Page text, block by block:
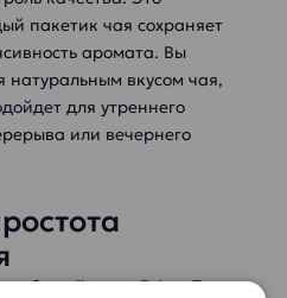
пакетик чая сохраняет
аромата. Вы
натуральным вкусом чая,
для утреннего
или вечернего
"Lovare Prime Tea